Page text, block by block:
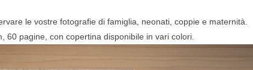
le vostre fotografie di famiglia, neonati, coppie e maternità.
60 pagine, con copertina disponibile in vari colori.